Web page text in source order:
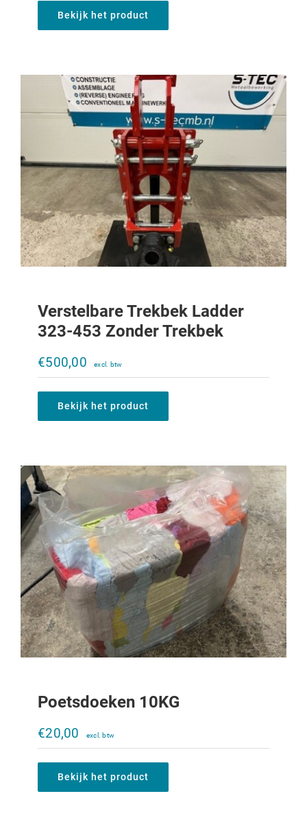
Bekijk het product
Verstelbare Trekbek Ladder
323-453 Zonder Trekbek
€500,00
Bekijk het product
€20,00
Poetsdoeken 10KG
€20,00
Bekijk het product
Gemodificeerde Hydrauliek motor
€200,00